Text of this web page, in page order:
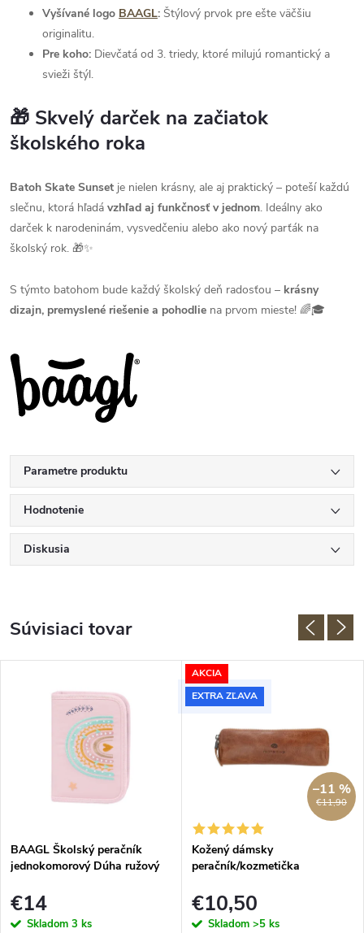
Vyšívané logo BAAGL: Štýlový prvok pre ešte väčšiu
originalitu.
Pre koho: Dievčatá od 3. triedy, ktoré milujú romantický a
svieži štýl.
🎁 Skvelý darček na začiatok
školského roka
Batoh Skate Sunset je nielen krásny, ale aj praktický – poteší každú
slečnu, ktorá hľadá vzhľad aj funkčnosť v jednom. Ideálny ako
darček k narodeninám, vysvedčeniu alebo ako nový parťák na
školský rok. 🎁✨
S týmto batohom bude každý školský deň radosťou – krásny
dizajn, premyslené riešenie a pohodlie na prvom mieste! 🌈🎓
Parametre produktu
Hodnotenie
Diskusia
Súvisiaci tovar
BAAGL Školský peračník
jednokomorový Dúha ružový
€14
Skladom 3 ks
AKCIA
EXTRA ZĽAVA
€11,90
–11 %
Kožený dámsky
peračník/kozmetička
€10,50
Skladom >5 ks